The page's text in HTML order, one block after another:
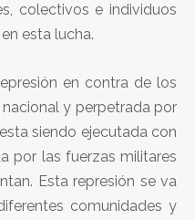
colectivos e individuos
esta lucha.
en contra de los
y perpetrada por
siendo ejecutada con
por las fuerzas militares
Esta represión se va
comunidades y